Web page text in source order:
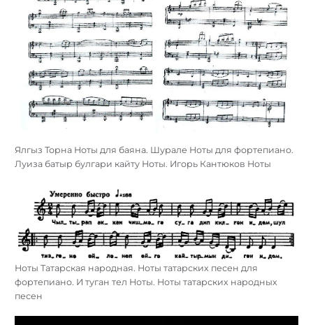
Ялгыз Торна Ноты для баяна. Шурале Ноты для фортепиано.
Луиза батыр булгари кайту Ноты. Игорь Кантюков Ноты
Ноты Татарская народная. Ноты татарских песен для
фортепиано. И туган тел Ноты. Ноты татарских народных
песен